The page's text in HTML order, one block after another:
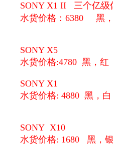
SONY X1 II 三个亿级
水货价格：6380 黑
SONY X5
水货价格:4780 黑，红
SONY X1
水货价格: 4880 黑，
SONY X10
水货价格: 1680 黑，